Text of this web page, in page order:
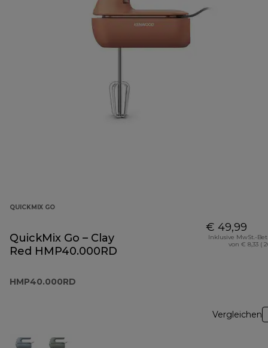
QUICKMIX GO
QuickMix Go – Clay
Red HMP40.000RD
HMP40.000RD
€ 49,99
Inklusive MwSt.-
von € 8,33 (
Vergleichen